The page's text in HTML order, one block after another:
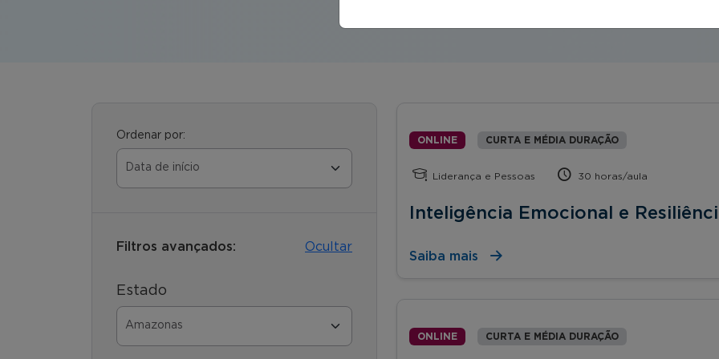
Ordenar por:
Filtros avançados: Ocultar
Estado
ONLINE CURTA E MÉDIA DURAÇÃO
Liderança e Pessoas 30 horas/aula
Inteligência Emocional e
Saiba mais
ONLINE CURTA E MÉDIA DURAÇÃO